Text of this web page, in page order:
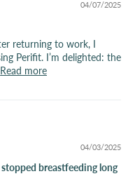
04/07/2025
returning to work, I
Perifit. I’m delighted: the
Read more
04/03/2025
breastfeeding long